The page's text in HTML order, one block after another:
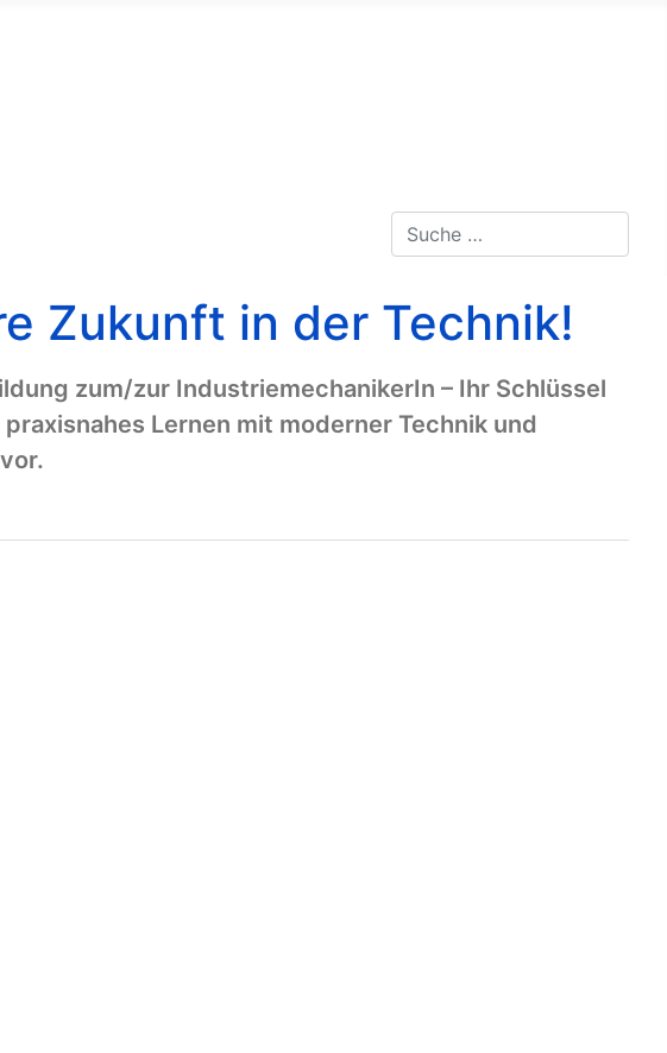
Suchen
Zukunft in der Technik!
zum/zur IndustriemechanikerIn – Ihr Schlüssel
Lernen mit moderner Technik und